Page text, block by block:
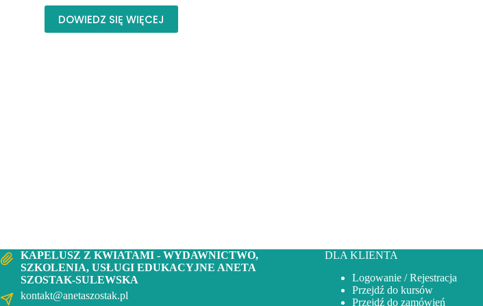
wynosiła:
30,00 zł.
wynosi:
21,00 zł.
DOWIEDZ SIĘ WIĘCEJ
KAPELUSZ Z KWIATAMI - WYDAWNICTWO,
SZKOLENIA, USŁUGI EDUKACYJNE ANETA
SZOSTAK-SULEWSKA
kontakt@anetaszostak.pl
DLA KLIENTA
Logowanie / Rejestracja
Przejdź do kursów
Przejdź do zamówień